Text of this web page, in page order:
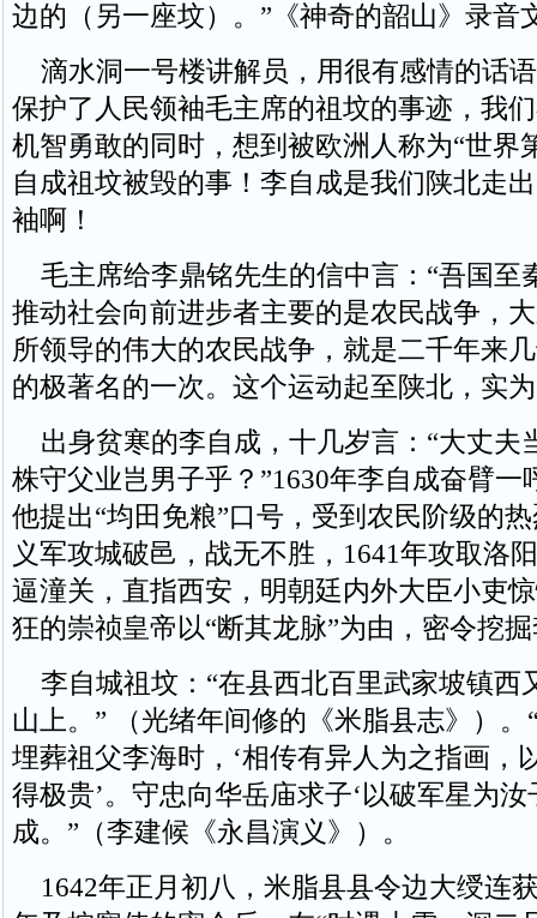
边的（另一座坟）。”《神奇的韶山》录音
滴水洞一号楼讲解员，用很有感情的话
保护了人民领袖毛主席的祖坟的事迹，我
机智勇敢的同时，想到被欧洲人称为“世界
自成祖坟被毁的事！李自成是我们陕北走
袖啊！
毛主席给李鼎铭先生的信中言：“吾国至
推动社会向前进步者主要的是农民战争，
所领导的伟大的农民战争，就是二千年来
的极著名的一次。这个运动起至陕北，实
出身贫寒的李自成，十几岁言：“大丈夫
株守父业岂男子乎？”1630年李自成奋臂一
他提出“均田免粮”口号，受到农民阶级的
义军攻城破邑，战无不胜，1641年攻取洛
逼潼关，直指西安，明朝廷内外大臣小吏
狂的崇祯皇帝以“断其龙脉”为由，密令挖
李自城祖坟：“在县西北百里武家坡镇西
山上。” （光绪年间修的《米脂县志》）。
埋葬祖父李海时，‘相传有异人为之指画，
得极贵’。守忠向华岳庙求子‘以破军星为汝
成。”（李建候《永昌演义》）。
1642年正月初八，米脂县县令边大绶连